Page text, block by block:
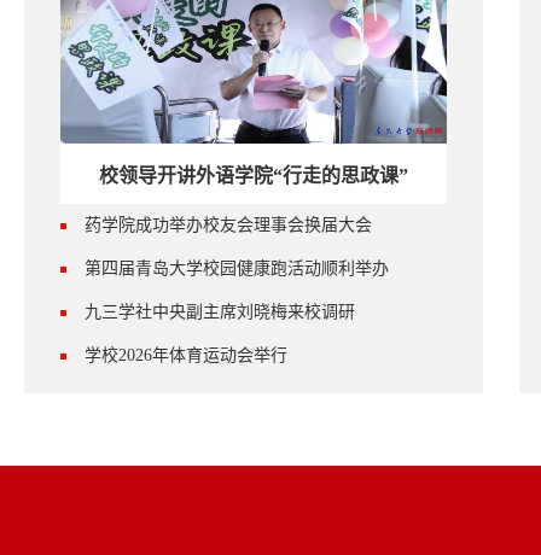
校领导开讲外语学院“行走的思政课”
药学院成功举办校友会理事会换届大会
第四届青岛大学校园健康跑活动顺利举办
九三学社中央副主席刘晓梅来校调研
学校2026年体育运动会举行